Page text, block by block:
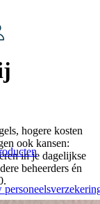
hogere kosten
ook kansen:
in je dagelijkse
beheerders én